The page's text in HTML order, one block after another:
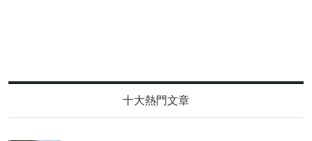
十大熱門文章